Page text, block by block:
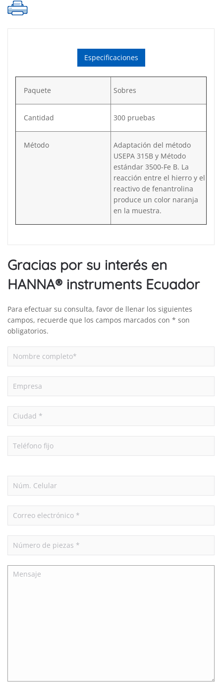
Especificaciones
Paquete Sobres
Cantidad 300 pruebas
Método
Adaptación del método
USEPA 315B y Método
estándar 3500-Fe B. La
reacción entre el hierro y el
reactivo de fenantrolina
produce un color naranja
en la muestra.
Gracias por su interés en
HANNA® instruments Ecuador
Para efectuar su consulta, favor de llenar los siguientes
campos, recuerde que los campos marcados con * son
obligatorios.